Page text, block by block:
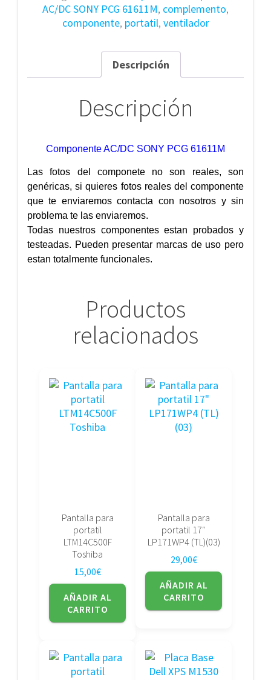
AC/DC SONY PCG 61611M, complemento,
componente, portatil, ventilador
Descripción
Descripción
Componente AC/DC SONY PCG 61611M
Las fotos del componete no son reales, son
genéricas, si quieres fotos reales del componente
que te enviaremos contacta con nosotros y sin
problema te las enviaremos.
Todas nuestros componentes estan probados y
testeadas. Pueden presentar marcas de uso pero
estan totalmente funcionales.
Productos
relacionados
Pantalla para
portatil
LTM14C500F
Toshiba
15,00€
AÑADIR AL
CARRITO
Pantalla para
portatil 17″
LP171WP4 (TL)(03)
29,00€
AÑADIR AL
CARRITO